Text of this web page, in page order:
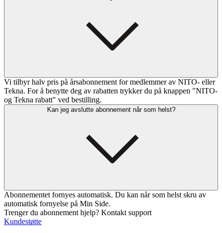
Vi tilbyr halv pris på årsabonnement for medlemmer av NITO- eller
Tekna. For å benytte deg av rabatten trykker du på knappen "NITO-
og Tekna rabatt" ved bestilling.
Kan jeg avslutte abonnement når som helst?
Abonnementet fornyes automatisk. Du kan når som helst skru av
automatisk fornyelse på Min Side.
Trenger du abonnement hjelp? Kontakt support
Kundestøtte